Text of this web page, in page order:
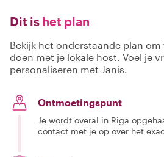
Dit is het plan
Bekijk het onderstaande plan
doen met je lokale host. Voel je
personaliseren met Janis.
Ontmoetingspunt
Je wordt overal in Riga
contact met je op over het